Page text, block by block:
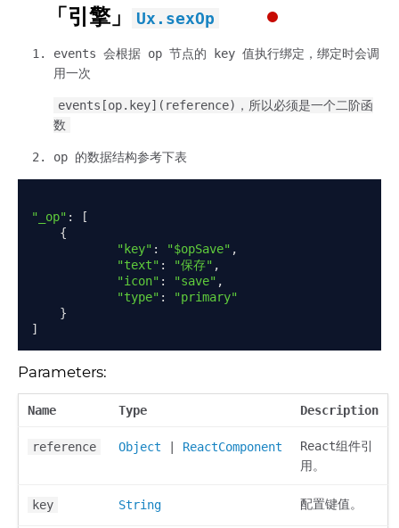
「引擎」 Ux.sexOp
events 会根据 op 节点的 key 值执行绑定，绑定时会调
用一次
events[op.key](reference)，所以必须是一个二阶函
数
op 的数据结构参考下表
"_op" :
[
{
"key" : "$opSave" ,
"text" : "保存" ,
"icon" : "save" ,
"type" :
"primary"
}
]
Parameters:
Name Type Description
reference Object ReactComponent
React组件引
用。
key String 配置键值。